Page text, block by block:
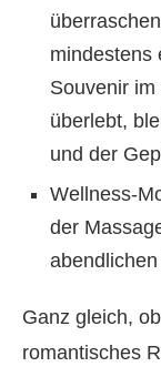
mindestens
Souvenir
überlebt,
und der
Wellness-
der
Ganz gleich,
romantisches